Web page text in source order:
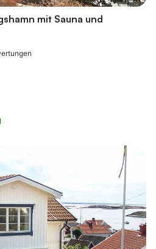
mit Sauna und